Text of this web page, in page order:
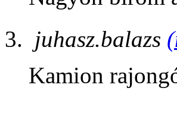
juhasz.balazs
Kamion